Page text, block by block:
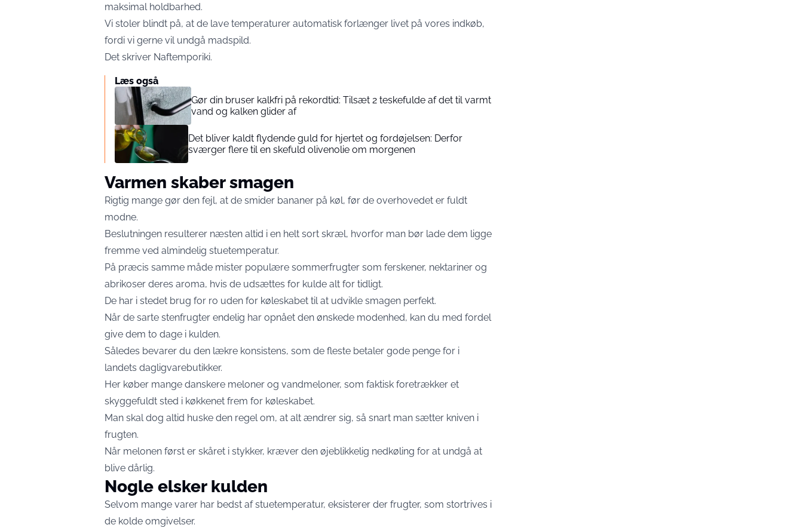
maksimal holdbarhed.
Vi stoler blindt på, at de lave temperaturer automatisk forlænger livet på vores indkøb,
fordi vi gerne vil undgå madspild.
Det skriver Naftemporiki.
Læs også
Gør din bruser kalkfri på rekordtid: Tilsæt 2 teskefulde af det til varmt
vand og kalken glider af
Det bliver kaldt flydende guld for hjertet og fordøjelsen: Derfor
sværger flere til en skefuld olivenolie om morgenen
Varmen skaber smagen
Rigtig mange gør den fejl, at de smider bananer på køl, før de overhovedet er fuldt
modne.
Beslutningen resulterer næsten altid i en helt sort skræl, hvorfor man bør lade dem ligge
fremme ved almindelig stuetemperatur.
På præcis samme måde mister populære sommerfrugter som ferskener, nektariner og
abrikoser deres aroma, hvis de udsættes for kulde alt for tidligt.
De har i stedet brug for ro uden for køleskabet til at udvikle smagen perfekt.
Når de sarte stenfrugter endelig har opnået den ønskede modenhed, kan du med fordel
give dem to dage i kulden.
Således bevarer du den lækre konsistens, som de fleste betaler gode penge for i
landets dagligvarebutikker.
Her køber mange danskere meloner og vandmeloner, som faktisk foretrækker et
skyggefuldt sted i køkkenet frem for køleskabet.
Man skal dog altid huske den regel om, at alt ændrer sig, så snart man sætter kniven i
frugten.
Når melonen først er skåret i stykker, kræver den øjeblikkelig nedkøling for at undgå at
blive dårlig.
Nogle elsker kulden
Selvom mange varer har bedst af stuetemperatur, eksisterer der frugter, som stortrives i
de kolde omgivelser.